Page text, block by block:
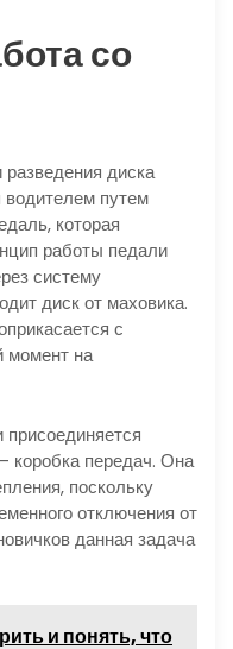
со
диска
водителем путем
которая
работы педали
систему
диск от маховика.
с
момент на
коробка передач. Она
поскольку
отключения от
данная задача
и понять, что